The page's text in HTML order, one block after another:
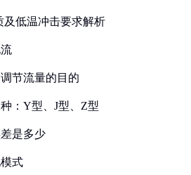
及低温冲击要求解析
节流量的目的
：Y型、J型、Z型
是多少
式